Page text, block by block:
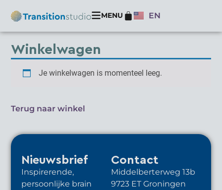
MENU EN
Winkelwagen
Je winkelwagen is momenteel leeg.
Terug naar winkel
Nieuwsbrief
Inspirerende,
persoonlijke brain
Contact
Middelberterweg 13b
9723 ET Groningen